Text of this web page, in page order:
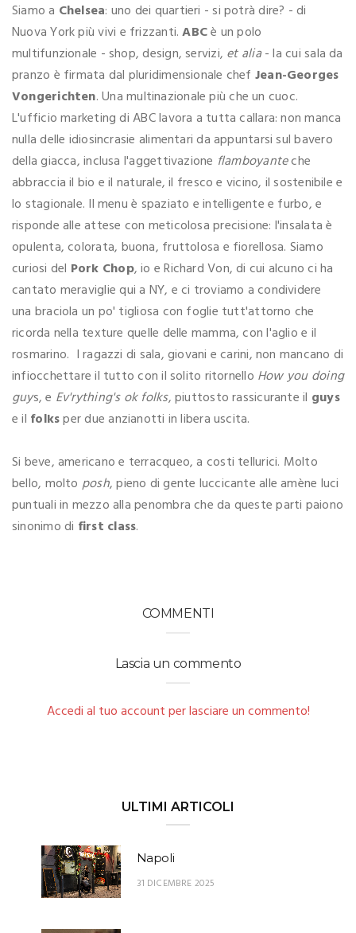
Siamo a Chelsea: uno dei quartieri - si potrà dire? - di
Nuova York più vivi e frizzanti.ABCè un polo
multifunzionale - shop, design, servizi, et alia- la cui sala da
pranzo è firmata dal pluridimensionale chef Jean-Georges
Vongerichten. Una multinazionale più che un cuoc.
L'ufficio marketing di ABC lavora a tutta callara: non manca
nulla delle idiosincrasie alimentari da appuntarsi sul bavero
della giacca, inclusa l'aggettivazione flamboyanteche
abbraccia il bio e il naturale, il fresco e vicino, il sostenibile e
lo stagionale. Il menu è spaziato e intelligente e furbo, e
risponde alle attese con meticolosa precisione: l'insalata è
opulenta, colorata, buona, fruttolosa e fiorellosa. Siamo
curiosi del Pork Chop, io e Richard Von, di cui alcuno ci ha
cantato meraviglie qui a NY, e ci troviamo a condividere
una braciola un po' tigliosa con foglie tutt'attorno che
ricorda nella texture quelle delle mamma, con l'aglio e il
rosmarino. I ragazzi di sala, giovani e carini, non mancano di
infiocchettare il tutto con il solito ritornello How you doing
guys, e Ev'rything's ok folks, piuttosto rassicurante il guys
e il folksper due anzianotti in libera uscita.
Si beve, americano e terracqueo, a costi tellurici. Molto
bello, molto posh, pieno di gente luccicante alle amène luci
puntuali in mezzo alla penombra che da queste parti paiono
sinonimo di first class.
COMMENTI
Lascia un commento
Accedi al tuo account per lasciare un commento!
ULTIMI ARTICOLI
Napoli
31 DICEMBRE 2025